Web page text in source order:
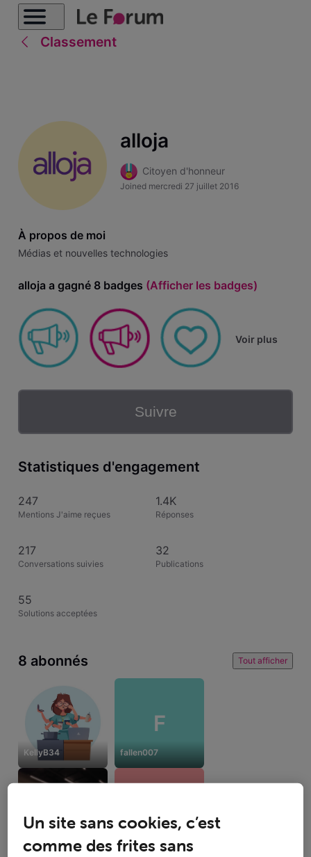
Classement
alloja
Citoyen d'honneur
Joined mercredi 27 juillet 2016
À propos de moi
Médias et nouvelles technologies
alloja a gagné 8 badges (Afficher les badges)
Voir plus
Suivre
Statistiques d'engagement
247
Mentions J'aime reçues
1.4K
Réponses
217
Conversations suivies
32
Publications
55
Solutions acceptées
8 abonnés Tout afficher
KellyB34
F
fallen007
urbainarthur
C
Clapi
Un site sans cookies, c’est
comme des frites sans